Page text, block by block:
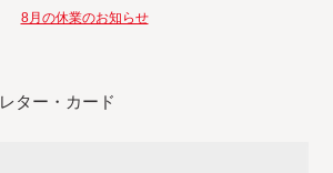
8月の休業のお知らせ
レター・カード